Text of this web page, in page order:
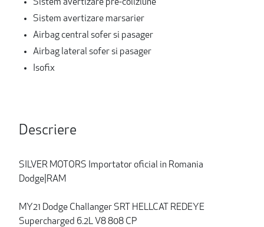
Sistem avertizare pre-coliziune
Sistem avertizare marsarier
Airbag central sofer si pasager
Airbag lateral sofer si pasager
Isofix
Descriere
SILVER MOTORS Importator oficial in Romania
Dodge|RAM
MY21 Dodge Challanger SRT HELLCAT REDEYE
Supercharged 6.2L V8 808 CP